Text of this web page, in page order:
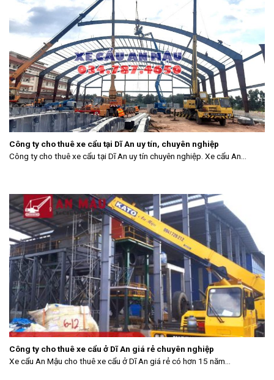
Công ty cho thuê xe cẩu tại Dĩ An uy tín, chuyên nghiệp
Công ty cho thuê xe cẩu tại Dĩ An uy tín chuyên nghiệp. Xe cẩu An...
Công ty cho thuê xe cẩu ở Dĩ An giá rẻ chuyên nghiệp
Xe cẩu An Mậu cho thuê xe cẩu ở Dĩ An giá rẻ có hơn 15 năm...